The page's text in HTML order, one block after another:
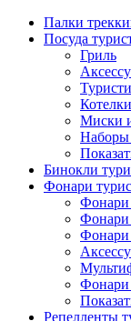
Палки
Посуда
Гриль
Миски
Наборы
Бинокли
Фонари
Фонари
Фонари
Фонари
Фонари
Репелленты